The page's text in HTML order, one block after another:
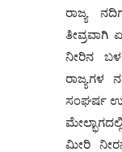
ರಾಜ್ಯ
ತೀವ್ರವಾಗಿ
ನೀರಿನ
ರಾಜ್ಯಗಳ
ಸಂಘರ್ಷ
ಮೀರಿ